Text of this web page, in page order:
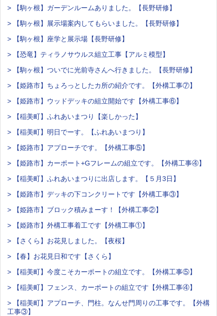
> 【駒ヶ根】ガーデンルームありました。【長野研修】
> 【駒ヶ根】展示場案内してもらいました。【長野研修】
> 【駒ヶ根】座学と展示場【長野研修】
> 【恐竜】ティラノサウルス組立工事【アルミ模型】
> 【駒ヶ根】ついでに光前寺さんへ行きました。【長野研修】
> 【姫路市】ちょろっとしたカ所の紹介です。【外構工事⑦】
> 【姫路市】ウッドデッキの組立開始です【外構工事⑥】
> 【稲美町】ふれあいまつり【楽しかった】
> 【稲美町】明日でーす。【ふれあいまつり】
> 【姫路市】アプローチです。【外構工事⑤】
> 【姫路市】カーポート+Gフレームの組立です。【外構工事④】
> 【稲美町】ふれあいまつりに出店します。【５月3日】
> 【姫路市】デッキの下コンクリートです【外構工事③】
> 【姫路市】ブロック積みまーす！【外構工事②】
> 【姫路市】外構工事着工です【外構工事①】
> 【さくら】お花見しました。【夜桜】
> 【春】お花見日和です【さくら】
> 【稲美町】今度こそカーポートの組立です。【外構工事⑤】
> 【稲美町】フェンス、カーポートの組立です【外構工事④】
> 【稲美町】アプローチ、門柱。なんせ門周りの工事です。【外構
工事③】